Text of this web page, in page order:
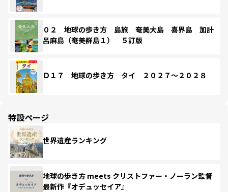
０２ 地球の歩き方 島旅 奄美大島 喜界島 加計
呂麻島（奄美群島１） ５訂版
Ｄ１７ 地球の歩き方 タイ ２０２７～２０２８
特設ページ
世界遺産ランキング
地球の歩き方 meets クリストファー・ノーラン監督
最新作『オデュッセイア』